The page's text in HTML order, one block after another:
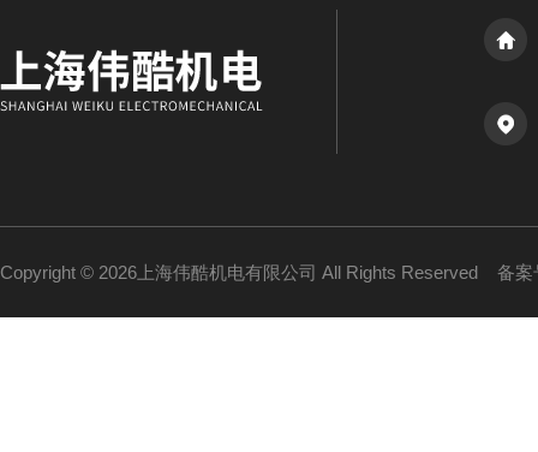
Copyright © 2026上海伟酷机电有限公司 All Rights Reserved 备案